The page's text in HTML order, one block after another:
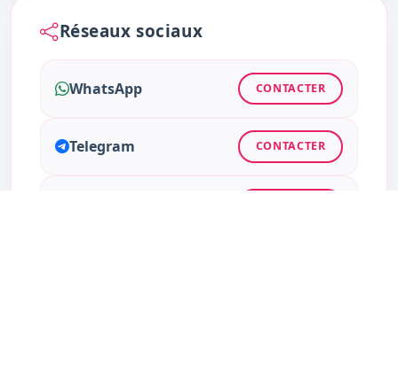
Réseaux sociaux
WhatsApp CONTACTER
Telegram CONTACTER